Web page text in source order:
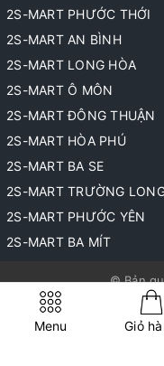
Menu Giỏ
2S-MART PHƯỚC THỚI
2S-MART AN BÌNH
2S-MART LONG HÒA
2S-MART Ô MÔN
2S-MART ĐÔNG THUẬN
2S-MART HÒA PHÚ
2S-MART BA SE
2S-MART TRƯỜNG
2S-MART PHƯỚC YÊN
2S-MART BA MÍT
© Bản